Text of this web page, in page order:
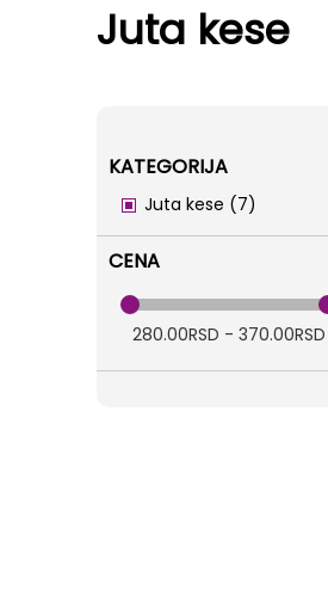
Juta kese
KATEGORIJA
Juta kese 7
items
CENA
280.00RSD - 370.00RSD